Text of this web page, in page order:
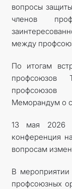
вопросы
членов
между
По итогам
профсоюзов
Меморандум о
13 мая 2026
конференция
вопросам
В мероприятии
профсоюзных